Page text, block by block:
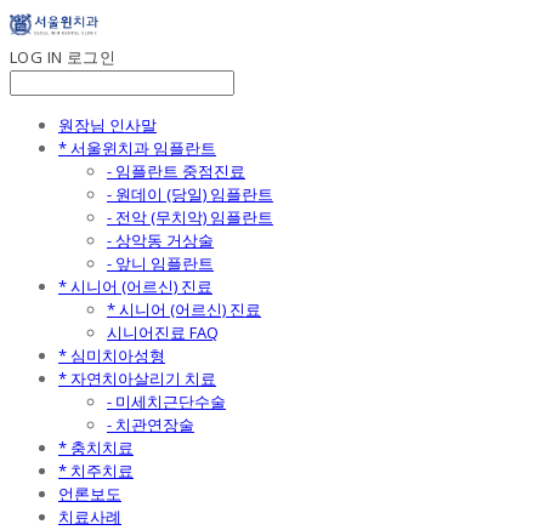
LOG IN 로그인
원장님 인사말
* 서울윈치과 임플란트
- 임플란트 중점진료
- 원데이 (당일) 임플란트
- 전악 (무치악) 임플란트
- 상악동 거상술
- 앞니 임플란트
* 시니어 (어르신) 진료
* 시니어 (어르신) 진료
시니어진료 FAQ
* 심미치아성형
* 자연치아살리기 치료
- 미세치근단수술
- 치관연장술
* 충치치료
* 치주치료
언론보도
치료사례